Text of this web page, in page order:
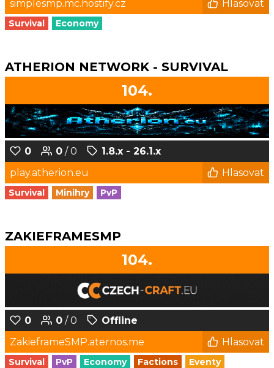
simplesmp.mc.hostify.cz Hlasovat
Survival Economy
ATHERION NETWORK - SURVIVAL
104.
0 0 / 0
1.8.x - 26.1.x
play.atherion.eu
Hlasovat
Survival Minihry PvP
ZAKIEFRAMESMP
104.
0 0 / 0
Offline
ZakieframeSMP.aternos.me
Hlasovat
Survival PvP Economy Factions Eventy